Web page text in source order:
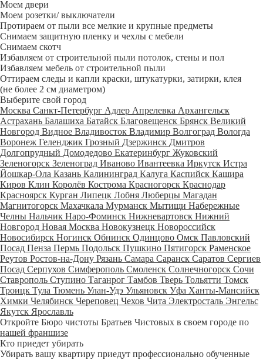
Моем двери
Моем розетки/ выключатели
Протираем от пыли все мелкие и крупные предметы
Снимаем защитную пленку и чехлы с мебели
Снимаем скотч
Избавляем от строительной пыли потолок, стены и пол
Избавляем мебель от строительной пыли
Оттираем следы и капли краски, штукатурки, затирки, клея
(не более 2 см диаметром)
Выберите свой город
Москва Санкт-Петербург Адлер Апрелевка Архангельск
Астрахань Балашиха Батайск Благовещенск Брянск Великий
Новгород Видное Владивосток Владимир Волгоград Вологда
Воронеж Геленджик Грозный Дзержинск Дмитров
Долгопрудный Домодедово Екатеринбург Жуковский
Зеленогорск Зеленоград Иваново Ивантеевка Иркутск Истра
Йошкар-Ола Казань Калининград Калуга Каспийск Кашира
Киров Клин Королёв Кострома Красногорск Краснодар
Красноярск Курган Липецк Лобня Люберцы Магадан
Магнитогорск Махачкала Мурманск Мытищи Набережные
Челны Нальчик Наро-Фоминск Нижневартовск Нижний
Новгород Новая Москва Новокузнецк Новороссийск
Новосибирск Ногинск Обнинск Одинцово Омск Павловский
Посад Пенза Пермь Подольск Пушкино Пятигорск Раменское
Реутов Ростов-на-Дону Рязань Самара Саранск Саратов Сергиев
Посад Серпухов Симферополь Смоленск Солнечногорск Сочи
Ставрополь Ступино Таганрог Тамбов Тверь Тольятти Томск
Троицк Тула Тюмень Улан-Удэ Ульяновск Уфа Ханты-Мансийск
Химки Челябинск Череповец Чехов Чита Электросталь Энгельс
Якутск Ярославль
Откройте Бюро чистоты Братьев Чистовых в своем городе по
нашей франшизе
Кто приедет убирать
Убирать вашу квартиру приедут профессионально обученные